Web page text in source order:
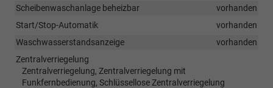
Scheibenwaschanlage beheizbar
vorhanden
Start/Stop-Automatik
vorhanden
Waschwasserstandsanzeige
vorhanden
Zentralverriegelung
Zentralverriegelung, Zentralverriegelung mit
Funkfernbedienung, Schlüssellose Zentralverriegelung